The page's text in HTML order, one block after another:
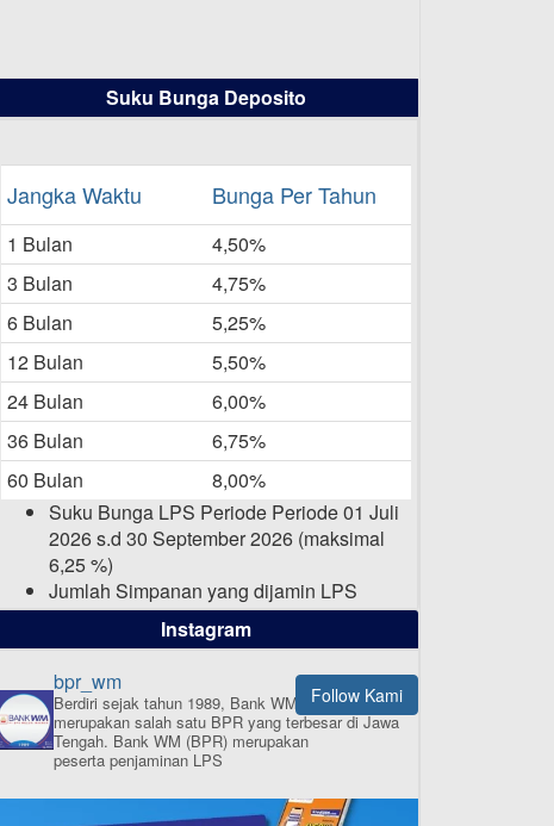
Daftar Pemenang Undian
16-06-2025
Daftar Pemenang Undian
TAMASHA Bulan Mei 2025
20-05-2025
Laporan Keuangan Berkelanjutan
06-05-2025
Daftar Pemenang Undian
TAMASHA Bulan April 2025
Pengumuman Nama Baru
Perusahaan
03-03-2025
Suku Bunga Deposito
Jangka Waktu Bunga Per Tahun
1 Bulan
4,50%
3 Bulan
4,75%
6 Bulan
5,25%
12 Bulan
5,50%
24 Bulan
6,00%
36 Bulan
6,75%
60 Bulan
8,00%
Suku Bunga LPS Periode Periode 01 Juli
2026 s.d 30 September 2026 (maksimal
6,25 %)
Jumlah Simpanan yang dijamin LPS
maksimal sampai dengan 2 Milyar Rupiah
per nasabah dalam satu bank
ISI APLIKASI SEKARANG
Instagram
Follow Kami
bpr_wm
Berdiri sejak tahun 1989, Bank WM (BPR)
merupakan salah satu BPR yang terbesar di Jawa
Tengah. Bank WM (BPR) merupakan
peserta penjaminan LPS